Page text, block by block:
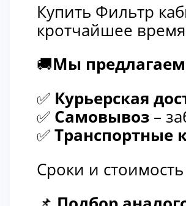
Купить Фильтр
кротчайшее
🚚Мы
✅ Курьерская
✅ Самовывоз –
✅ Транспортные
Сроки и